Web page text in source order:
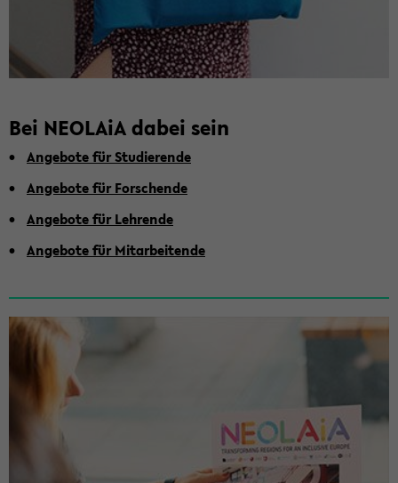
Bei NEO­LA­iA dabei sein
An­ge­bo­te für Stu­die­ren­de
An­ge­bo­te für For­schen­de
An­ge­bo­te für Leh­ren­de
An­ge­bo­te für Mit­ar­bei­ten­de